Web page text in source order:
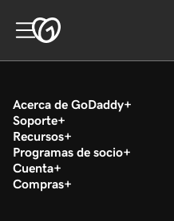
Acerca de GoDaddy
Soporte
Recursos
Programas de socio
Cuenta
Compras